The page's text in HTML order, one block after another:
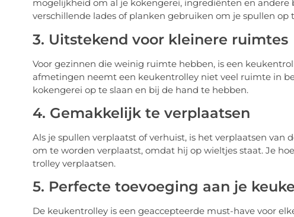
mogelijkheid om al je kokengerei, ingrediënten en
verschillende lades of planken gebruiken om je spullen op
3. Uitstekend voor kleinere ruimtes
Voor gezinnen die weinig ruimte hebben, is een
afmetingen neemt een keukentrolley niet veel ruimte in
kokengerei op te slaan en bij de hand te hebben.
4. Gemakkelijk te verplaatsen
Als je spullen verplaatst of verhuist, is het verplaatsen van
om te worden verplaatst, omdat hij op wieltjes staat. Je
trolley verplaatsen.
5. Perfecte toevoeging aan je
De keukentrolley is een geaccepteerde must-have voor